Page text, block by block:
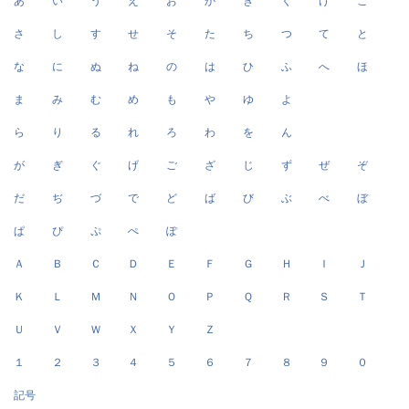
さ し す せ そ た ち つ て と
な に ぬ ね の は ひ ふ へ ほ
ま み む め も や ゆ よ
ら り る れ ろ わ を ん
が ぎ ぐ げ ご ざ じ ず ぜ ぞ
だ ぢ づ で ど ば び ぶ べ ぼ
ぱ ぴ ぷ ぺ ぽ
Ａ Ｂ Ｃ Ｄ Ｅ Ｆ Ｇ Ｈ Ｉ Ｊ
Ｋ Ｌ Ｍ Ｎ Ｏ Ｐ Ｑ Ｒ Ｓ Ｔ
Ｕ Ｖ Ｗ Ｘ Ｙ Ｚ
１ ２ ３ ４ ５ ６ ７ ８ ９ ０
記号